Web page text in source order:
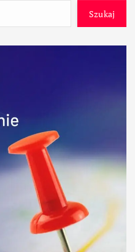
Szukaj